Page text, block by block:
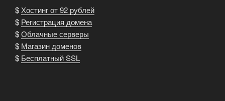
$Хостинг от 92 рублей
$ Регистрация домена
$Облачные серверы
$ Магазин доменов
$ Бесплатный SSL